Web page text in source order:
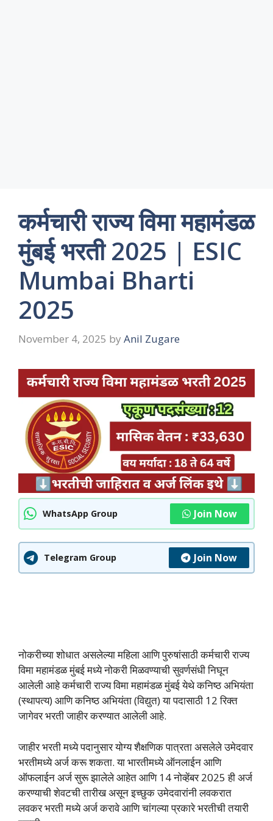
कर्मचारी राज्य विमा महामंडळ
मुंबई भरती 2025 | ESIC
Mumbai Bharti
2025
November 4, 2025 by Anil Zugare
WhatsApp Group Join Now
Telegram Group Join Now
नोकरीच्या शोधात असलेल्या महिला आणि पुरुषांसाठी कर्मचारी राज्य
विमा महामंडळ मुंबई मध्ये नोकरी मिळवण्याची सुवर्णसंधी निघून
आलेली आहे कर्मचारी राज्य विमा महामंडळ मुंबई येथे कनिष्ठ अभियंता
(स्थापत्य) आणि कनिष्ठ अभियंता (विद्युत) या पदासाठी 12 रिक्त
जागेवर भरती जाहीर करण्यात आलेली आहे.
जाहीर भरती मध्ये पदानुसार योग्य शैक्षणिक पात्रता असलेले उमेदवार
भरतीमध्ये अर्ज करू शकता. या भारतीमध्ये ऑनलाईन आणि
ऑफलाईन अर्ज सुरू झालेले आहेत आणि 14 नोव्हेंबर 2025 ही अर्ज
करण्याची शेवटची तारीख असून इच्छुक उमेदवारांनी लवकरात
लवकर भरती मध्ये अर्ज करावे आणि चांगल्या प्रकारे भरतीची तयारी